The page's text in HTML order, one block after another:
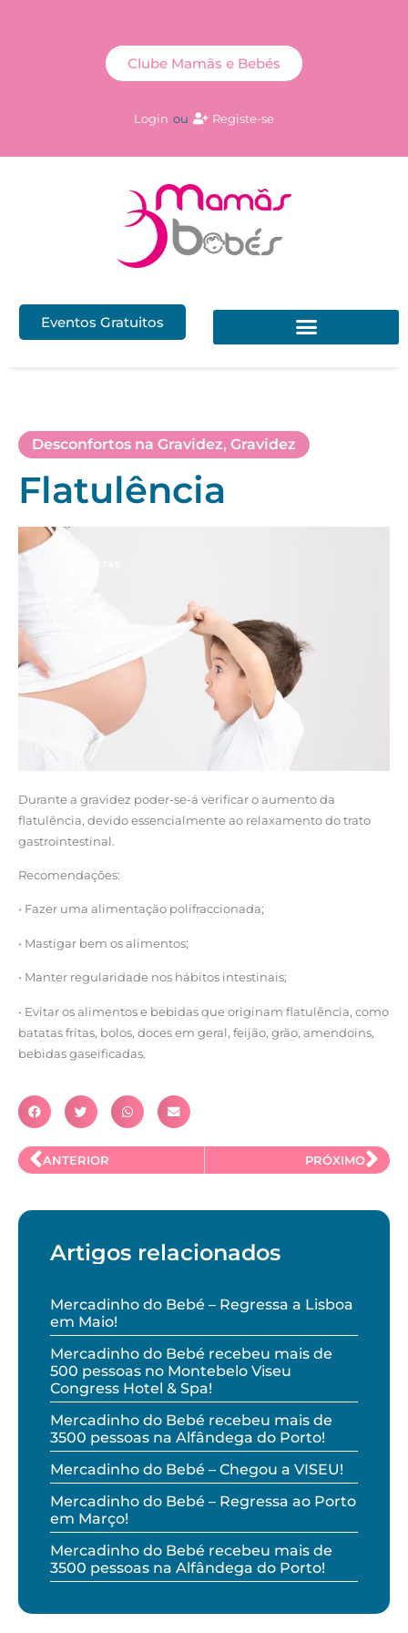
Login ou Registe-se
Clube Mamãs e Bebés
Eventos Gratuitos
Desconfortos na Gravidez, Gravidez
Flatulência
Durante a gravidez poder-se-á verificar o aumento da
flatulência, devido essencialmente ao relaxamento do trato
gastrointestinal.
Recomendações:
• Fazer uma alimentação polifraccionada;
• Mastigar bem os alimentos;
• Manter regularidade nos hábitos intestinais;
• Evitar os alimentos e bebidas que originam flatulência, como
batatas fritas, bolos, doces em geral, feijão, grão, amendoins,
bebidas gaseificadas.
ANTERIOR PRÓXIMO
Artigos relacionados
Mercadinho do Bebé – Regressa a Lisboa
em Maio!
Mercadinho do Bebé recebeu mais de
500 pessoas no Montebelo Viseu
Congress Hotel & Spa!
Mercadinho do Bebé recebeu mais de
3500 pessoas na Alfândega do Porto!
Mercadinho do Bebé – Chegou a VISEU!
Mercadinho do Bebé – Regressa ao Porto
em Março!
Mercadinho do Bebé recebeu mais de
3500 pessoas na Alfândega do Porto!